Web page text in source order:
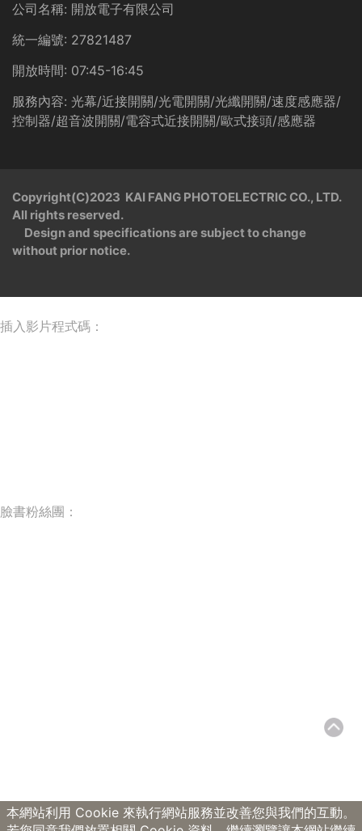
公司名稱: 開放電子有限公司
統一編號: 27821487
開放時間: 07:45-16:45
服務內容: 光幕/近接開關/光電開關/光纖開關/速度感應器/
控制器/超音波開關/電容式近接開關/歐式接頭/感應器
Copyright(C)2023 KAI FANG PHOTOELECTRIC CO., LTD.
All rights reserved.
Design and specifications are subject to change
without prior notice.
本網站利用 Cookie 來執行網站服務並改善您與我們的互動。
插入影片程式碼：
臉書粉絲團：